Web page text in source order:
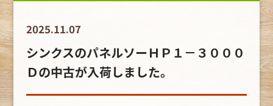
2025.11.07
シンクスのパネルソーＨＰ１－３０００
Ｄの中古が入荷しました。